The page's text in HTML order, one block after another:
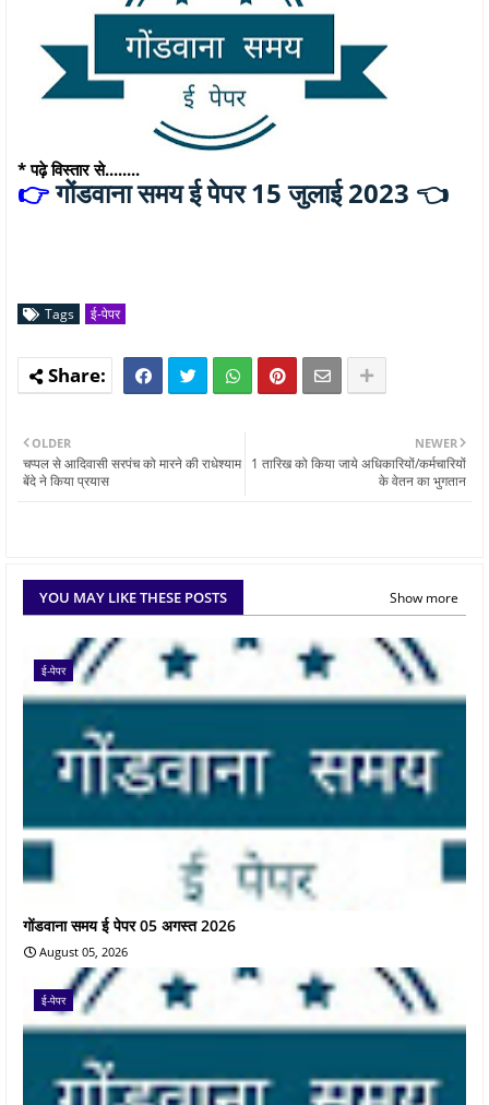
* पढ़े विस्तार से........
👉गोंडवाना समय ई पेपर 15 जुलाई 2023 👈
Tags ई-पेपर
NEWER
1 तारिख को किया जाये अधिकारियों/कर्मचारियों
के वेतन का भुगतान
OLDER
चप्पल से आदिवासी सरपंच को मारने की राधेश्याम
बेंदे ने किया प्रयास
YOU MAY LIKE THESE POSTS Show more
ई-पेपर
गोंडवाना समय ई पेपर 05 अगस्त 2026
August 05, 2026
ई-पेपर